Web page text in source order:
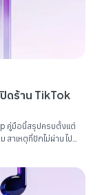
ดร้าน TikTok
คู่มือนี้สรุปครบตั้งแต่
สาเหตุที่ปักไม่ผ่าน ไป